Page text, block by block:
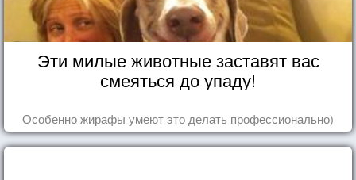
Эти милые животные заставят вас
смеяться до упаду!
Особенно жирафы умеют это делать профессионально)